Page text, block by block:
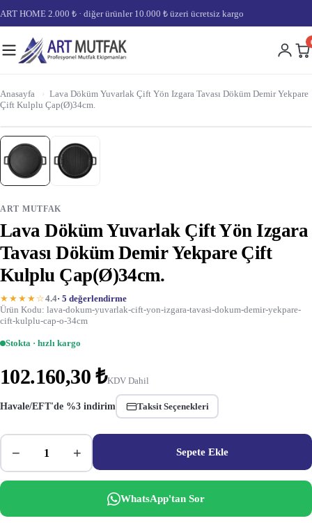
ART HOME 2.000 ₺ · diğer ürünler 10.000 ₺ üzeri ücretsiz kargo
Anasayfa › Lava Döküm Yuvarlak Çift Yön Izgara Tavası Döküm Demir Yekpare
Çift Kulplu Çap(Ø)34cm.
ART MUTFAK
Lava Döküm Yuvarlak Çift Yön Izgara
Tavası Döküm Demir Yekpare Çift
Kulplu Çap(Ø)34cm.
★★★★☆4.4· 5 değerlendirme
Ürün Kodu: lava-dokum-yuvarlak-cift-yon-izgara-tavasi-dokum-demir-yekpare-
cift-kulplu-cap-o-34cm
Stokta · hızlı kargo
102.160,30 ₺KDV Dahil
Havale/EFT'de %3 indirim Taksit Seçenekleri
− + Sepete Ekle
WhatsApp'tan Sor